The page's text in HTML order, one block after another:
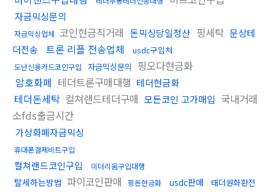
자금믹싱문의
자금믹싱업체 코인현금직거래 돈믹싱당일정산 핑세탁 문상테
더전송
트론 리플 전송업체 usdc구입처
도난신용카드코인구입 자금믹싱문의
핑오다현금화
암호화폐 테더트론구매대행 테더현금화
테더돈세탁 컬쳐랜드테더구매 모든코인 고가매입 국내거래
소fds출금시간
가상화폐자금믹싱
휴대폰결제비트구입
컬쳐랜드코인구입 이더리움구입대행
탈세하는방법 파이코인판매 핑돈현금화 usdc판매 태더원화환전